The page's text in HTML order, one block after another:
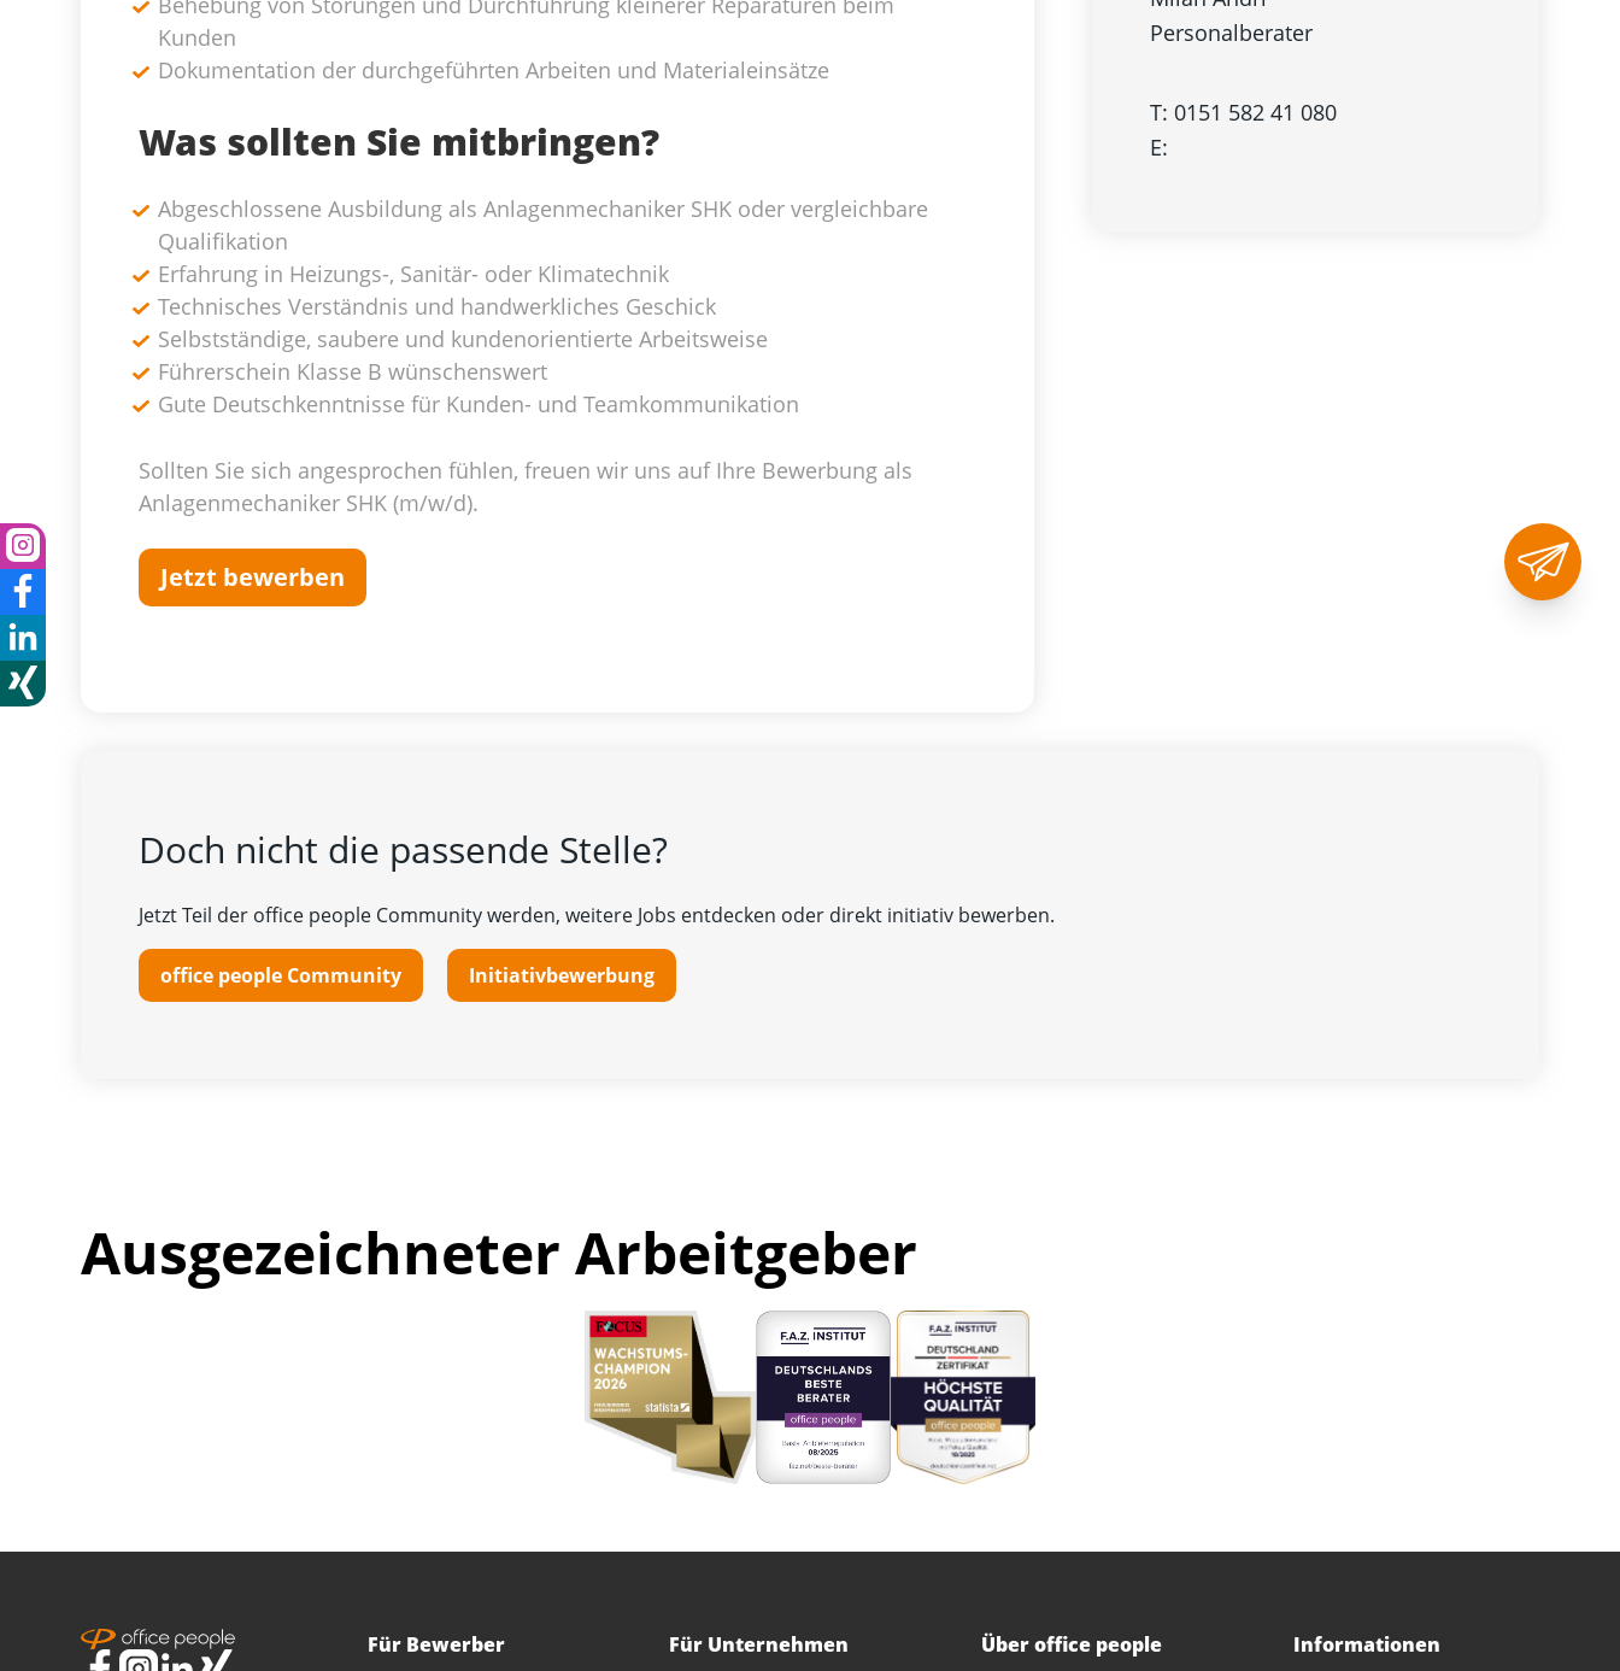
Kunden
Dokumentation der durchgeführten Arbeiten und Materialeinsätze
Was sollten Sie mitbringen?
Abgeschlossene Ausbildung als Anlagenmechaniker SHK oder vergleichbare
Qualifikation
Erfahrung in Heizungs-, Sanitär- oder Klimatechnik
Technisches Verständnis und handwerkliches Geschick
Selbstständige, saubere und kundenorientierte Arbeitsweise
Führerschein Klasse B wünschenswert
Gute Deutschkenntnisse für Kunden- und Teamkommunikation
Sollten Sie sich angesprochen fühlen, freuen wir uns auf Ihre Bewerbung als
Anlagenmechaniker SHK (m/w/d).
Jetzt bewerben
Personalberater
T: 0151 582 41 080
E:
Doch nicht die passende Stelle?
Jetzt Teil der office people Community werden, weitere Jobs entdecken oder direkt initiativ bewerben.
office people Community Initiativbewerbung
Ausgezeichneter Arbeitgeber
Für Bewerber Für Unternehmen Über office people Informationen